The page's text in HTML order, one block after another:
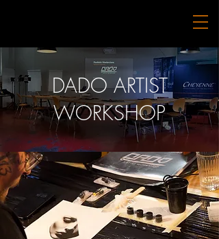
DADO ARTIST
WORKSHOP